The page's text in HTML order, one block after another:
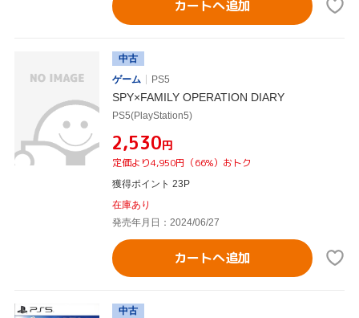
カートへ追加
中古
ゲーム
PS5
SPY×FAMILY OPERATION DIARY
PS5(PlayStation5)
¥2,530円
定価より4,950円（66%）おトク
獲得ポイント 23P
在庫あり
発売年月日：2024/06/27
カートへ追加
中古